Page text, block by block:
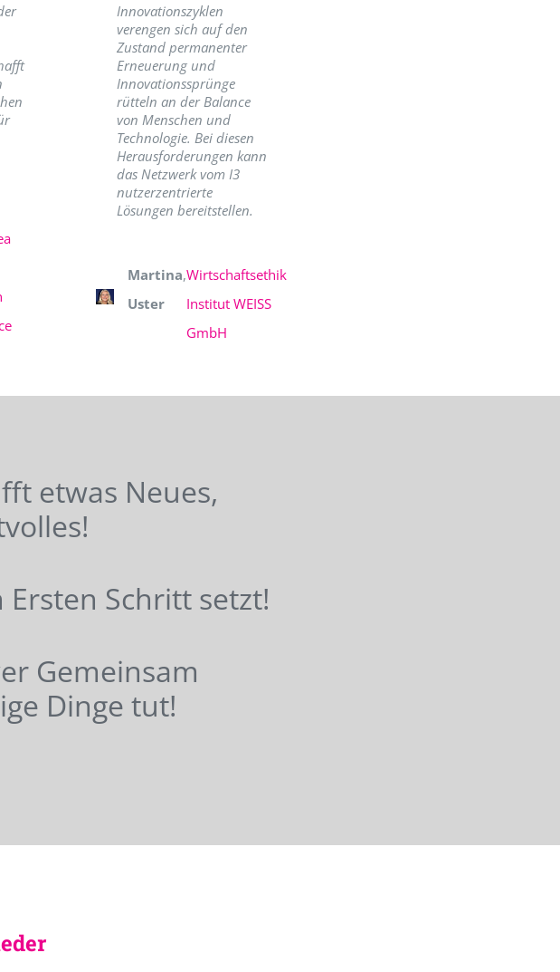
Innovationszyklen
verengen sich auf den
Zustand permanenter
Erneuerung und
Innovationssprünge
rütteln an der Balance
von Menschen und
Technologie. Bei diesen
Herausforderungen kann
das Netzwerk vom I3
nutzerzentrierte
Lösungen bereitstellen.
Martina
Uster
,Wirtschaftsethik
Institut WEISS
GmbH
etwas Neues,
Ersten Schritt setzt!
Gemeinsam
Dinge tut!